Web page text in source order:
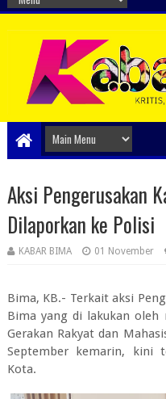
Aksi Pengerusakan
Dilaporkan ke Polisi
KABAR BIMA 01 November
Bima, KB.- Terkait aksi
Bima yang di lakukan oleh
Gerakan Rakyat dan
September kemarin, kini
Kota.